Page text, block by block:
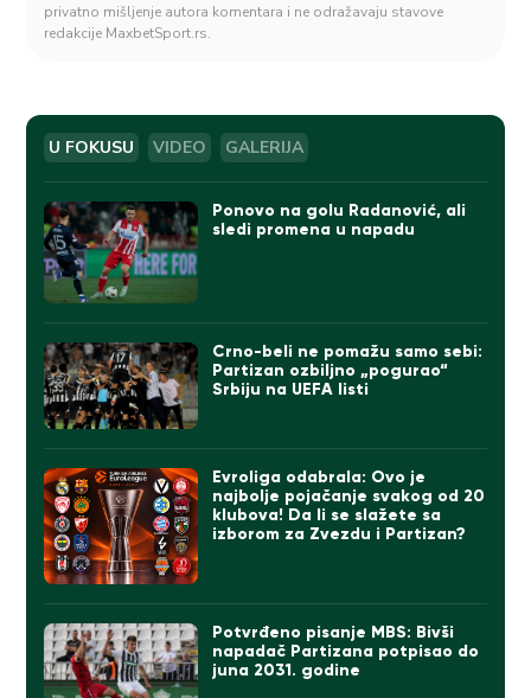
privatno mišljenje autora komentara i ne odražavaju stavove
redakcije MaxbetSport.rs.
U FOKUSU VIDEO GALERIJA
Ponovo na golu Radanović, ali
sledi promena u napadu
Crno-beli ne pomažu samo sebi:
Partizan ozbiljno „pogurao“
Srbiju na UEFA listi
Evroliga odabrala: Ovo je
najbolje pojačanje svakog od 20
klubova! Da li se slažete sa
izborom za Zvezdu i Partizan?
Potvrđeno pisanje MBS: Bivši
napadač Partizana potpisao do
juna 2031. godine